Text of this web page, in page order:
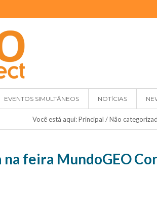
EVENTOS SIMULTÂNEOS NOTÍCIAS
Você está aqui:Principal /Não
na feira MundoGEO